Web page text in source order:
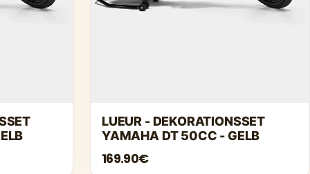
LUEUR - DEKORATIONSSET
YAMAHA DT 50CC - GELB
169.90€